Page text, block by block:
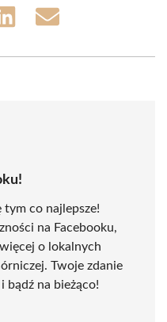
Share
Share
co najlepsze!
na Facebooku,
o lokalnych
Twoje zdanie
bądź na bieżąco!